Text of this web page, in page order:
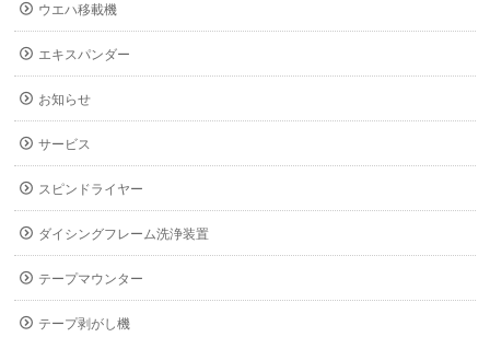
ウエハ移載機
エキスパンダー
お知らせ
サービス
スピンドライヤー
ダイシングフレーム洗浄装置
テープマウンター
テープ剥がし機